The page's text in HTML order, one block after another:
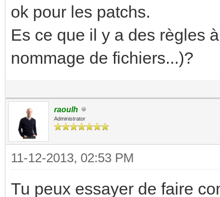
ok pour les patchs.
Es ce que il y a des règles
nommage de fichiers...)?
raoulh
Administrator
11-12-2013, 02:53 PM
Tu peux essayer de faire